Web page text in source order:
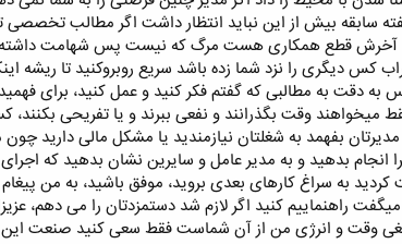
بیش از این نباید انتظار داشت اگر مطالب تخصصی تر
آخرش قطع همکاری هست مرگ که نیست پس شهامت داشته
کس دیگری را نزد شما زده باشد سریع روبرو‌کنید تا
دقت به مطالبی که گفتم فکر کنید و عمل کنید، برای
وقت بگذرانند و نفعی ببرند و یا تفریحی
بفهمد به شغلتان نیازمندید یا مشکل مالی دارید
انجام بدهید و به مدیر عامل و سایرین نشان بدهید که
کردید به سراغ کارهای بعدی بروید، موفق باشید، به من
راهنماییم کنید اگر لازم شد دستمزدتان را می دهم،
وقت و انرژی من از آن شماست فقط سعی کنید صنعت این